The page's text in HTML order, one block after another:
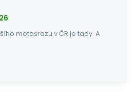
motosrazu v ČR je tady. A